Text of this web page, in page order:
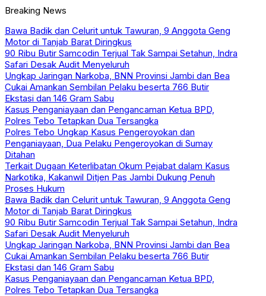
Breaking News
Bawa Badik dan Celurit untuk Tawuran, 9 Anggota Geng
Motor di Tanjab Barat Diringkus
90 Ribu Butir Samcodin Terjual Tak Sampai Setahun, Indra
Safari Desak Audit Menyeluruh
Ungkap Jaringan Narkoba, BNN Provinsi Jambi dan Bea
Cukai Amankan Sembilan Pelaku beserta 766 Butir
Ekstasi dan 146 Gram Sabu
Kasus Penganiayaan dan Pengancaman Ketua BPD,
Polres Tebo Tetapkan Dua Tersangka
Polres Tebo Ungkap Kasus Pengeroyokan dan
Penganiayaan, Dua Pelaku Pengeroyokan di Sumay
Ditahan
Terkait Dugaan Keterlibatan Okum Pejabat dalam Kasus
Narkotika, Kakanwil Ditjen Pas Jambi Dukung Penuh
Proses Hukum
Bawa Badik dan Celurit untuk Tawuran, 9 Anggota Geng
Motor di Tanjab Barat Diringkus
90 Ribu Butir Samcodin Terjual Tak Sampai Setahun, Indra
Safari Desak Audit Menyeluruh
Ungkap Jaringan Narkoba, BNN Provinsi Jambi dan Bea
Cukai Amankan Sembilan Pelaku beserta 766 Butir
Ekstasi dan 146 Gram Sabu
Kasus Penganiayaan dan Pengancaman Ketua BPD,
Polres Tebo Tetapkan Dua Tersangka